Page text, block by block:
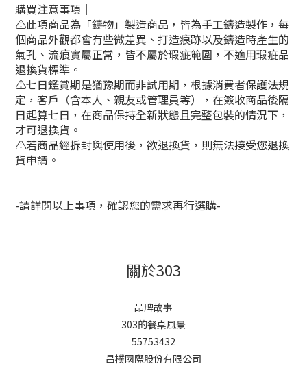
購買注意事項｜
⚠此項商品為「鑄物」製造商品，皆為手工鑄造製作，每
個商品外觀都會有些微差異、打造痕跡以及鑄造時產生的
氣孔、流痕實屬正常，皆不屬於瑕疵範圍，不適用瑕疵品
退換貨標準。
⚠七日鑑賞期是猶豫期而非試用期，根據消費者保護法規
定，客戶（含本人、親友或管理員等），在簽收商品後隔
日起算七日，在商品保持全新狀態且完整包裝的情況下，
才可退換貨。
⚠若商品經拆封與使用後，欲退換貨，則無法接受您退換
貨申請。
-請詳閱以上事項，確認您的需求再行選購-
關於303
品牌故事
303的餐桌風景
55753432
昌樸國際股份有限公司